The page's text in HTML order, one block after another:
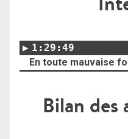
1:29:49
En toute mauvaise
Bilan des